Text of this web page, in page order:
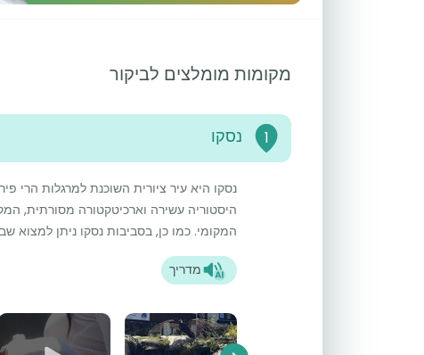
מקומות מומלצים לביקור
1 נסקו
נסקו היא עיר ציורית השוכנת למרגלות הרי
היסטוריה עשירה וארכיטקטורה מסורתית,
המקומי. כמו כן, בסביבות נסקו ניתן למצוא
מדריך